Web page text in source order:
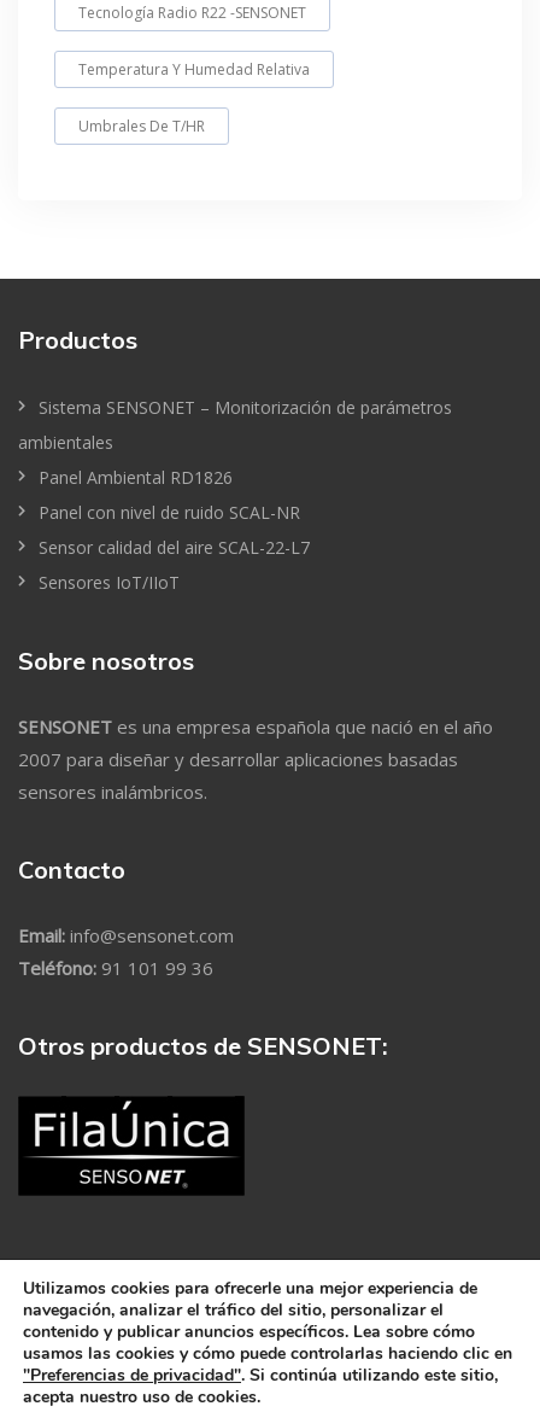
Tecnología Radio R22 -SENSONET
Temperatura Y Humedad Relativa
Umbrales De T/HR
Productos
Sistema SENSONET – Monitorización de parámetros
ambientales
Panel Ambiental RD1826
Panel con nivel de ruido SCAL-NR
Sensor calidad del aire SCAL-22-L7
Sensores IoT/IIoT
Sobre nosotros
SENSONET es una empresa española que nació en el año
2007 para diseñar y desarrollar aplicaciones basadas
sensores inalámbricos.
Contacto
Email: info@sensonet.com
Teléfono: 91 101 99 36
Otros productos de SENSONET:
SENSO NET© 2021 Todos los derechos reservados.Aviso
Legal|Política de Cookies
Utilizamos cookies para ofrecerle una mejor experiencia de
navegación, analizar el tráfico del sitio, personalizar el
contenido y publicar anuncios específicos. Lea sobre cómo
usamos las cookies y cómo puede controlarlas haciendo clic en
"Preferencias de privacidad". Si continúa utilizando este sitio,
acepta nuestro uso de cookies.